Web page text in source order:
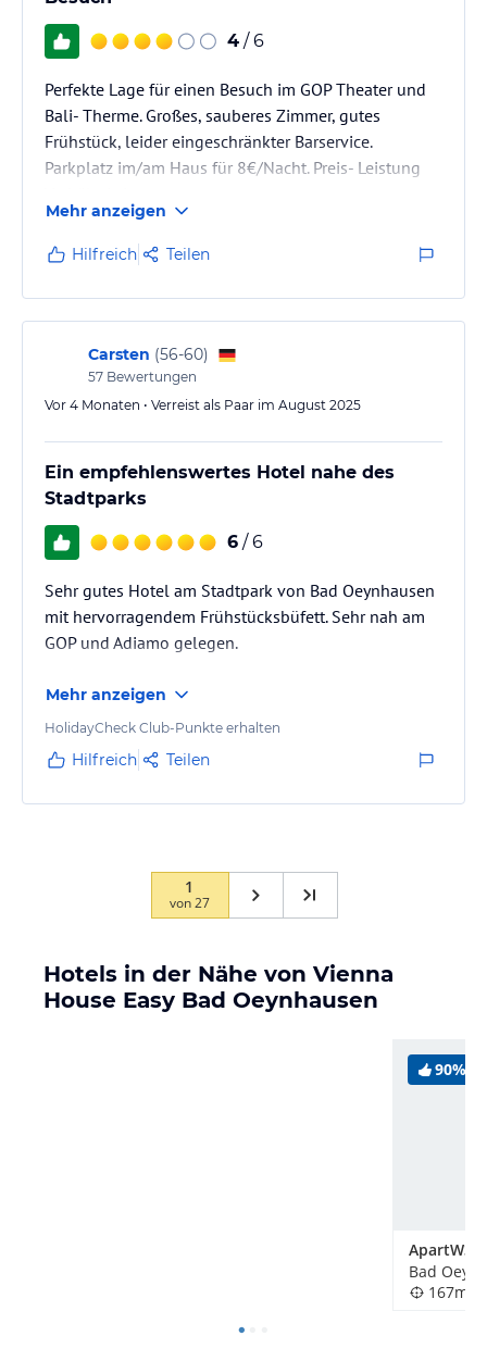
4 / 6
Perfekte Lage für einen Besuch im GOP Theater und
Bali- Therme. Großes, sauberes Zimmer, gutes
Frühstück, leider eingeschränkter Barservice.
Parkplatz im/am Haus für 8€/Nacht. Preis- Leistung
Mehr anzeigen
Hilfreich Teilen
Carsten (56-60)
57 Bewertungen
Vor 4 Monaten • Verreist als Paar im August 2025
Ein empfehlenswertes Hotel nahe des
Stadtparks
6 / 6
Sehr gutes Hotel am Stadtpark von Bad Oeynhausen
mit hervorragendem Frühstücksbüfett. Sehr nah am
GOP und Adiamo gelegen.
Mehr anzeigen
HolidayCheck Club-Punkte erhalten
Hilfreich Teilen
1
von27
Hotels in der Nähe von Vienna
House Easy Bad Oeynhausen
90%
ApartW3
Bad
167m